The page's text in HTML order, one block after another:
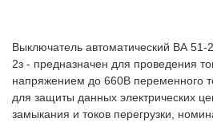
Выключатель автоматический ВА
2з - предназначен для проведения
напряжением до 660В переменного
для защиты данных электрических
замыкания и токов перегрузки,